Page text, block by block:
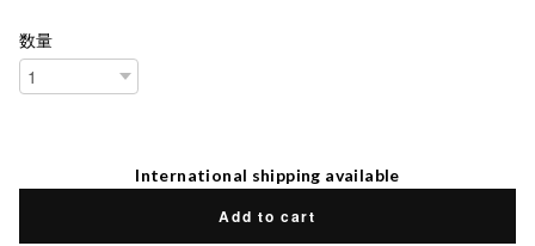
数量
International shipping available
Add to cart